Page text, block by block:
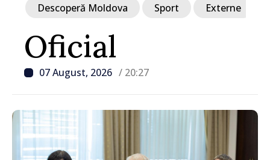
Oficial
07 August, 2026 / 20:27
Descoperă Moldova Sport Externe